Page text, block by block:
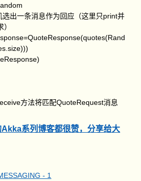
出一条消息作为回应（这里只print并
方法将匹配QuoteRequest消息
系列博客都很赞，分享给大
- 1